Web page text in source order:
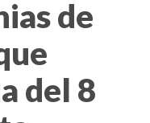
de
del 8